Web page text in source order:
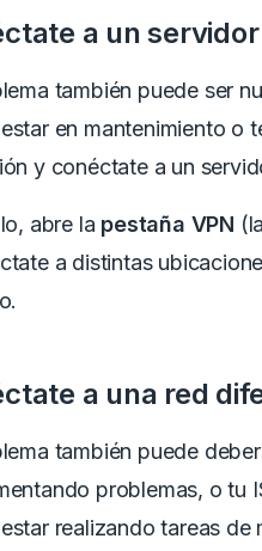
a un
también puede ser
en mantenimiento o
y conéctate a un
abre la pestaña VPN
a distintas
a una red
también puede
problemas, o tu
realizando tareas de